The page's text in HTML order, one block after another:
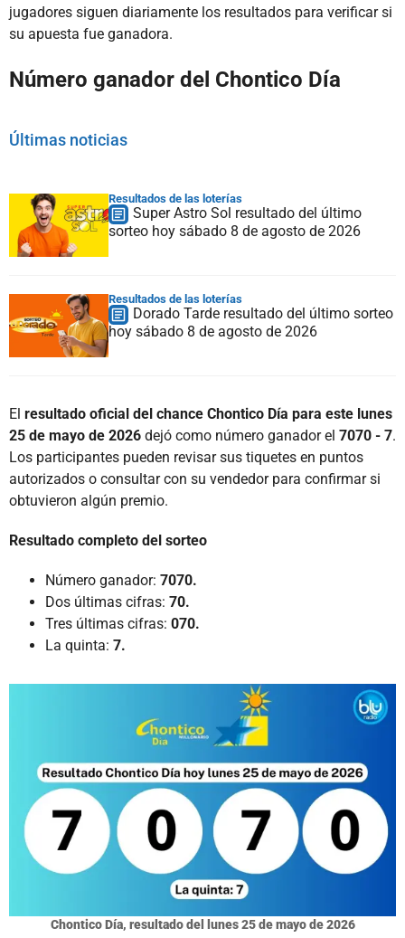
jugadores siguen diariamente los resultados para verificar si
su apuesta fue ganadora.
Número ganador del Chontico Día
Últimas noticias
Resultados de las loterías
Super Astro Sol resultado del último
sorteo hoy sábado 8 de agosto de 2026
Resultados de las loterías
Dorado Tarde resultado del último sorteo
hoy sábado 8 de agosto de 2026
El resultado oficial del chance Chontico Día para este lunes
25 de mayo de 2026 dejó como número ganador el 7070 - 7.
Los participantes pueden revisar sus tiquetes en puntos
autorizados o consultar con su vendedor para confirmar si
obtuvieron algún premio.
Resultado completo del sorteo
Número ganador: 7070.
Dos últimas cifras: 70.
Tres últimas cifras: 070.
La quinta: 7.
Chontico Día, resultado del lunes 25 de mayo de 2026